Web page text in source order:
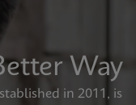
Way
in 2011, is